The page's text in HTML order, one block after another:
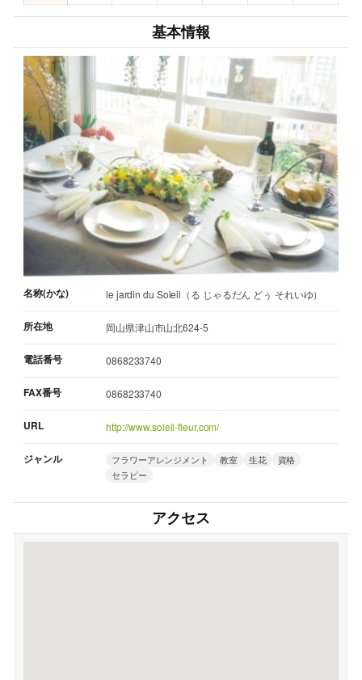
基本情報
名称(かな) le jardin du Soleil（る じゃるだん どぅ それいゆ）
所在地 岡山県津山市山北624-5
電話番号 0868233740
FAX番号 0868233740
URL http://www.soleil-fleur.com/
ジャンル フラワーアレンジメント 教室 生花
資格
セラピー
アクセス